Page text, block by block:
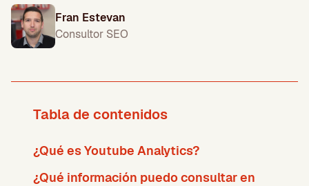
Fran Estevan
Consultor SEO
Tabla de contenidos
¿Qué es Youtube Analytics?
¿Qué información puedo consultar en